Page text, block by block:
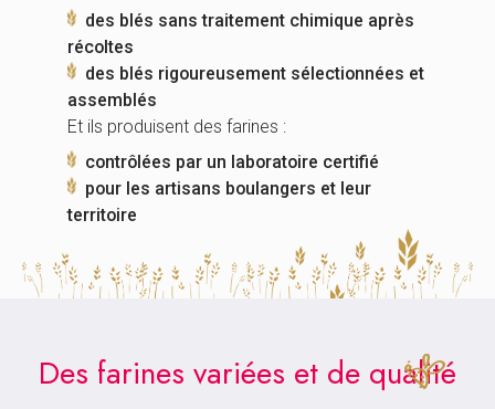
des blés sans traitement chimique après
récoltes
des blés rigoureusement sélectionnées et
assemblés
Et ils produisent des farines :
contrôlées par un laboratoire certifié
pour les artisans boulangers et leur
territoire
Des farines variées et de qualité